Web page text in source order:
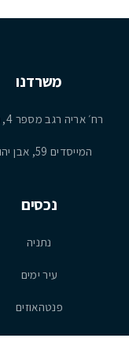
משרדנו
רח׳ אריה רגב מספר 4, נתניה
המייסדים 59, אבן יהודה
נכסים
נתניה
עיר ימים
פנטהאוזים